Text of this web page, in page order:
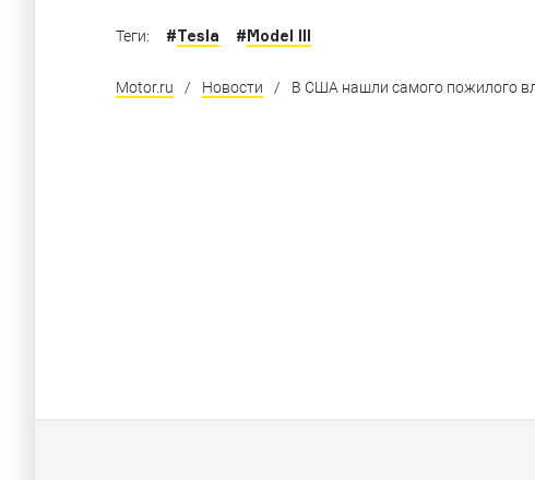
Теги: #Tesla #Model III
Motor.ru / Новости / В США нашли самого пожилого